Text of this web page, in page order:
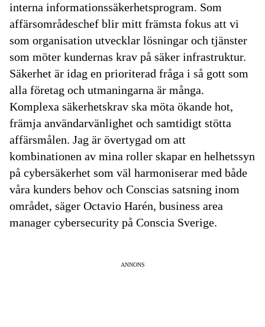
interna informationssäkerhetsprogram. Som
affärsområdeschef blir mitt främsta fokus att vi
som organisation utvecklar lösningar och tjänster
som möter kundernas krav på säker infrastruktur.
Säkerhet är idag en prioriterad fråga i så gott som
alla företag och utmaningarna är många.
Komplexa säkerhetskrav ska möta ökande hot,
främja användarvänlighet och samtidigt stötta
affärsmålen. Jag är övertygad om att
kombinationen av mina roller skapar en helhetssyn
på cybersäkerhet som väl harmoniserar med både
våra kunders behov och Conscias satsning inom
området, säger Octavio Harén, business area
manager cybersecurity på Conscia Sverige.
ANNONS